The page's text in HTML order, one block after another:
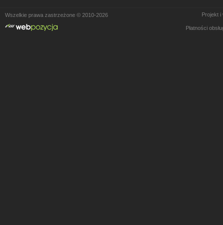
Wszelkie prawa zastrzeżone © 2010-2026 Projekt
Płatności